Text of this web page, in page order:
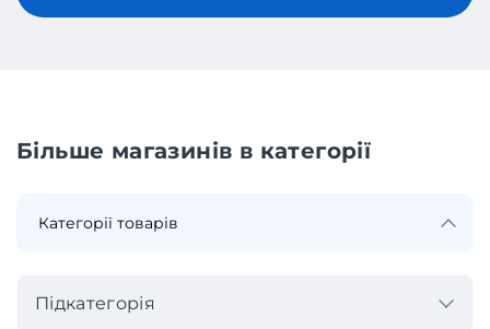
Більше магазинів в категорії
Підкатегорія